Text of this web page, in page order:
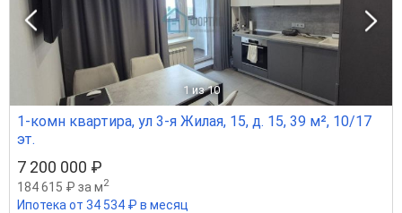
1 из 10
1-комн квартира, ул 3-я Жилая, 15, д. 15, 39 м², 10/17
эт.
7 200 000 ₽
184 615 ₽ за м2
Ипотека от 34 534 ₽ в месяц